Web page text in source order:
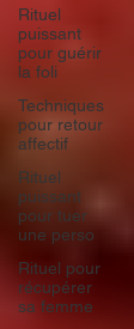
Rituel
puissant
pour guérir
la foli
Techniques
pour retour
affectif
Rituel
puissant
pour tuer
une perso
Rituel pour
récupérer
sa femme